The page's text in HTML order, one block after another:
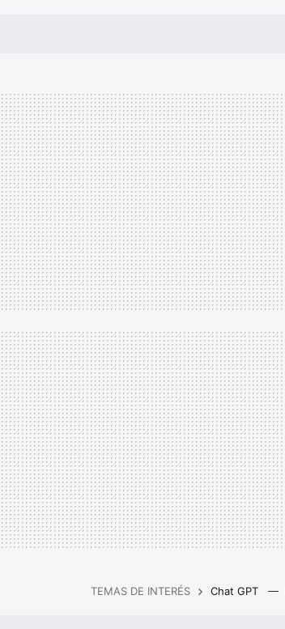
TEMAS DE INTERÉS Chat GPT